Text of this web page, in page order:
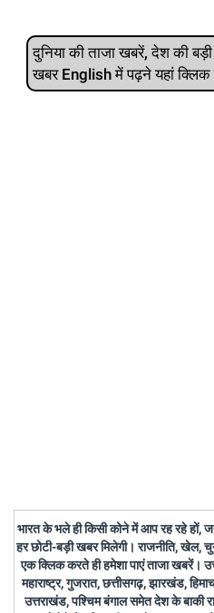
दुनिया की ताजा खबरें, देश की
खबर English में पढ़ने यहां
भारत के भले ही किसी कोने में आप रह रहे हों,
हर छोटी-बड़ी खबर मिलेगी। राजनीति, खेल,
एक क्लिक करते ही हमेशा पाएं ताजा खबरें।
महाराष्ट्र, गुजरात, छत्तीसगढ़, झारखंड,
उत्तराखंड, पश्चिम बंगाल समेत देश के बाकी